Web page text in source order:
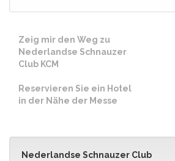
Zeig mir den Weg zu
Nederlandse Schnauzer
Club KCM
Reservieren Sie ein Hotel
in der Nähe der Messe
Nederlandse Schnauzer Club